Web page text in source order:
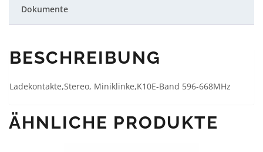
Dokumente
BESCHREIBUNG
Ladekontakte,Stereo, Miniklinke,K10E-Band 596-668MHz
ÄHNLICHE PRODUKTE